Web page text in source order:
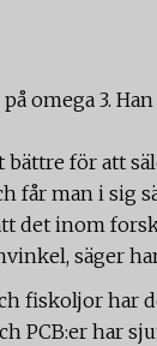
omega 3.
för att
får man i sig
det inom
säger
fiskoljor har
PCB:er har